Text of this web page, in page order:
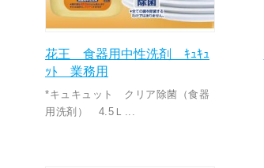
花王 食器用中性洗剤 ｷｭｷｭ
ｯﾄ 業務用
*キュキュット クリア除菌（食器
用洗剤） 4.5Ｌ...